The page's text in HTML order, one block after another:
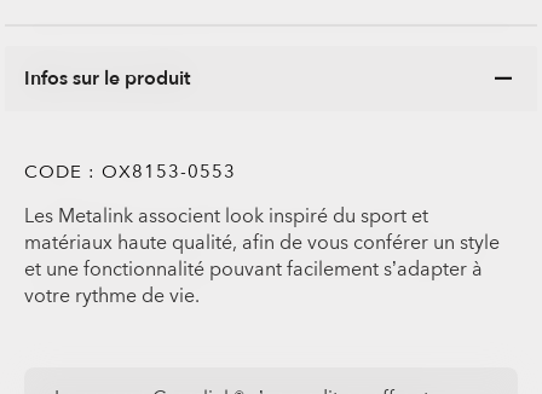
Infos sur le produit
CODE : OX8153-0553
Les Metalink associent look inspiré du sport et
matériaux haute qualité, afin de vous conférer un style
et une fonctionnalité pouvant facilement s’adapter à
votre rythme de vie.